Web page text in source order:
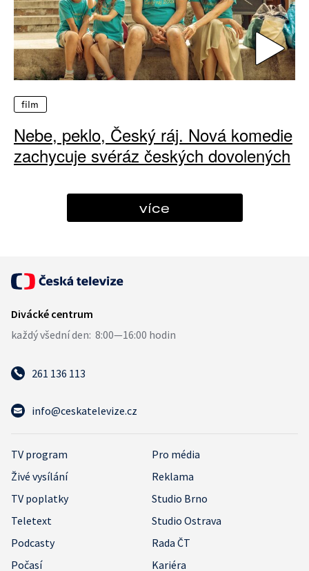
film
Nebe, peklo, Český ráj. Nová komedie
zachycuje svéráz českých dovolených
více
261 136 113
info@ceskatelevize.cz
TV program
Pro média
Živé vysílání
Reklama
TV poplatky
Studio Brno
Teletext
Studio Ostrava
Podcasty
Rada ČT
Počasí
Kariéra